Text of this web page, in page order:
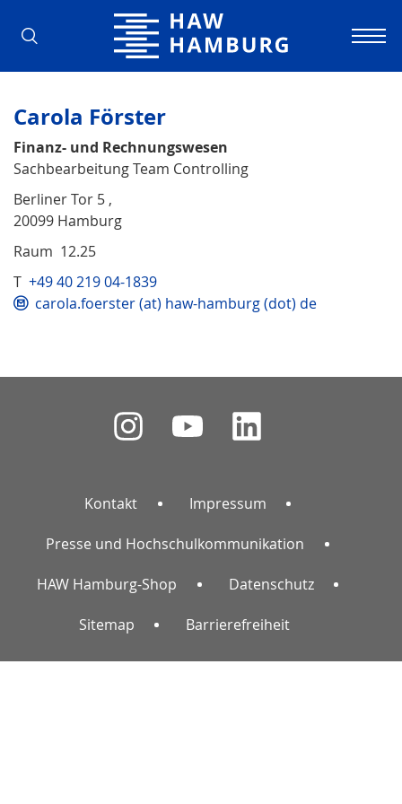
Hochschule für Angewandte
Carola Förster
Finanz- und Rechnungswesen
Sachbearbeitung Team Controlling
Berliner Tor 5 ,
20099 Hamburg
Raum 12.25
T +49 40 219 04-1839
carola.foerster (at) haw-hamburg (dot) de
Kontakt Impressum
Presse und Hochschulkommunikation
HAW Hamburg-Shop Datenschutz
Sitemap Barrierefreiheit